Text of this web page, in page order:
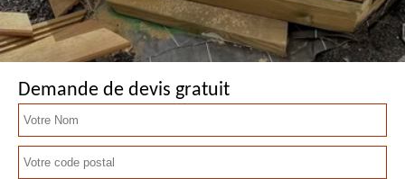
Demande de devis gratuit